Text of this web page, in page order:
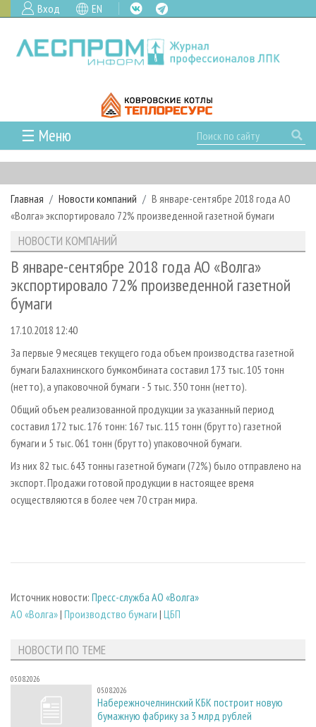
Вход EN
☰ Меню
ГЛАВНАЯ
РУБРИКИ И ТЕМЫ
РУБРИКИ ЖУРНАЛА
ЛЕСНОЕ ХОЗЯЙСТВО
ЛЕСОЗАГОТОВКА
ЛЕСОПИЛЕНИЕ
ДЕРЕВООБРАБОТКА
СУШКА ДРЕВЕСИНЫ
ПРОИЗВОДСТВО ДРЕВЕСНЫХ ПЛИТ
ДЕРЕВЯННОЕ ДОМОСТРОЕНИЕ
ПРОИЗВОДСТВО МЕБЕЛИ
БИОЭНЕРГЕТИКА
ЦБП
ИНСТРУМЕНТ И МАТЕРИАЛЫ
НОВОСТИ
КАЛЕНДАРЬ СОБЫТИЙ
НОВОСТИ ЛПК
НОВОСТИ ЖУРНАЛА
НОВОСТИ КОМПАНИЙ
ПРОЕКТЫ ЛПИ
АНАЛИТИКА
ПРЕДПРИЯТИЯ ЛПК
ЛЕСНЫЕ РЕГИОНЫ РОССИИ
ПЕРСОНЫ
МОБИЛЬНЫЕ ВЫСТАВКИ
ОФИЦИАЛЬНЫЕ ДЕЛЕГАЦИИ
ПРИОРИТЕТНЫЕ ИНВЕСТПРОЕКТЫ
RUSSIAN FORESTRY REVIEW
ГАЗЕТА ЛЕСПРОМФОРУМ
БИБЛИОТЕКА СПЕЦИАЛИСТА
АРХИВ ЖУРНАЛОВ
СТАТЬИ
О ЖУРНАЛЕ
ПОДПИСКА
КОНТАКТЫ
РЕКЛАМОДАТЕЛЯМ
РЕКЛАМА
РЕКЛАМА НА САЙТЕ
Главная Новости компаний
В январе-сентябре 2018 года АО
«Волга» экспортировало 72% произведенной газетной бумаги
НОВОСТИ КОМПАНИЙ
В январе-сентябре 2018 года АО «Волга»
экспортировало 72% произведенной газетной
бумаги
17.10.2018 12:40
За первые 9 месяцев текущего года объем производства газетной
бумаги Балахнинского бумкомбината составил 173 тыс. 105 тонн
(нетто), а упаковочной бумаги - 5 тыс. 350 тонн (нетто).
Общий объем реализованной продукции за указанный период
составил 172 тыс. 176 тонн: 167 тыс. 115 тонн (брутто) газетной
бумаги и 5 тыс. 061 тонн (брутто) упаковочной бумаги.
Из них 82 тыс. 643 тонны газетной бумаги (72%) было отправлено на
экспорт. Продажи готовой продукции в настоящее время
осуществляются в более чем 70 стран мира.
Источник новости: Пресс-служба АО «Волга»
АО «Волга»| Производство бумаги | ЦБП
НОВОСТИ ПО ТЕМЕ
05.08.2026
05.08.2026
Набережночелнинский КБК построит новую
бумажную фабрику за 3 млрд рублей